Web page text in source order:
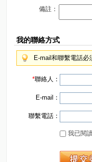
備註：
我的聯絡方式
E-mail和聯繫電話
*聯絡人：
E-mail：
聯繫電話：
我已閱